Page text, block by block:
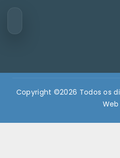
Copyright ©2026 Todos os
Web